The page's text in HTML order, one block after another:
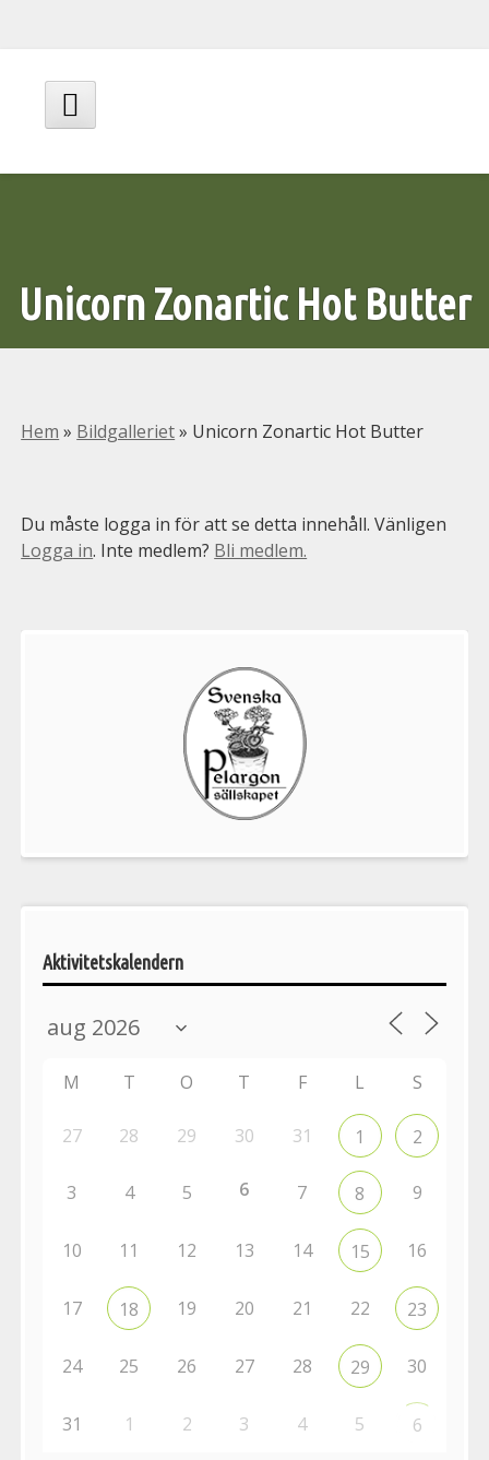
innehåll
Huvudmeny
Unicorn Zonartic Hot Butter
Hem » Bildgalleriet» Unicorn Zonartic Hot Butter
Du måste logga in för att se detta innehåll. Vänligen
Logga in. Inte medlem? Bli medlem.
Pelargonsällskapets
Aktivitetskalendern
M T O T F L S
27 28 29 30 31 1 2
3 4 5 6 7 8 9
10 11 12 13 14 15 16
17 18 19 20 21 22 23
24 25 26 27 28 29 30
31 1 2 3 4 5 6